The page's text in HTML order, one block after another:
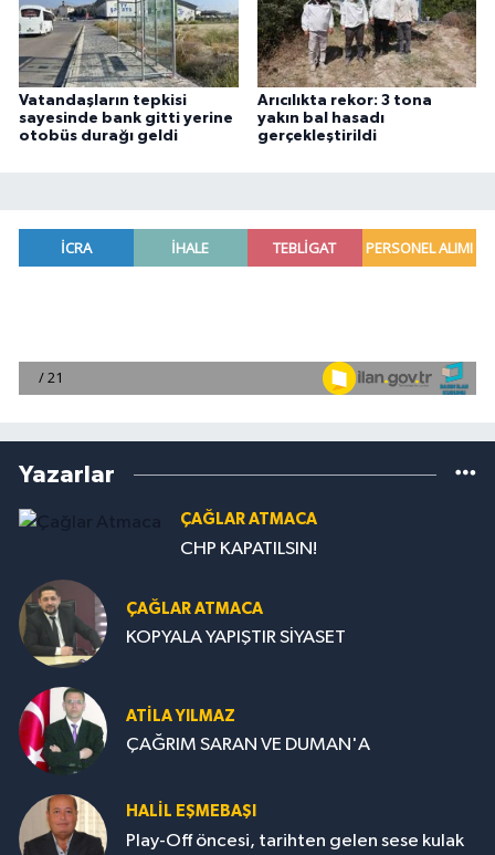
Vatandaşların tepkisi
sayesinde bank gitti yerine
otobüs durağı geldi
Arıcılıkta rekor: 3 tona
yakın bal hasadı
gerçekleştirildi
Yazarlar
ÇAĞLAR ATMACA
CHP KAPATILSIN!
ÇAĞLAR ATMACA
KOPYALA YAPIŞTIR SİYASET
ATILA YILMAZ
ÇAĞRIM SARAN VE DUMAN'A
HALIL EŞMEBAŞI
Play-Off öncesi, tarihten gelen sese kulak